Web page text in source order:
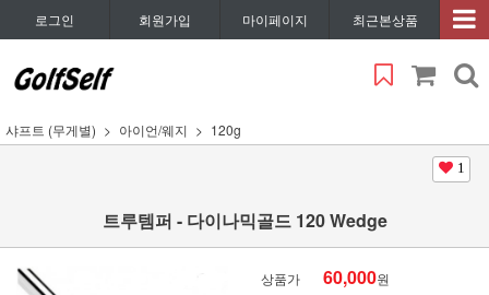
로그인 회원가입 마이페이지 최근본상품
샤프트 (무게별) 아이언/웨지 120g
1
트루템퍼 - 다이나믹골드 120 Wedge
상품가 60,000원